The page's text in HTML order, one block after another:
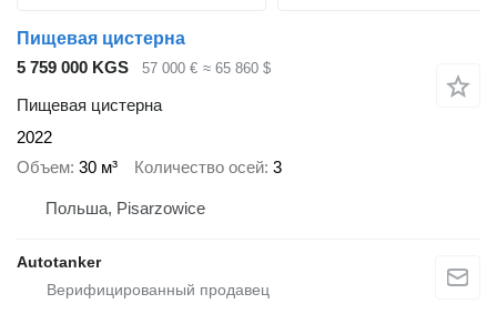
Пищевая цистерна
5 759 000 KGS
57 000 € ≈ 65 860 $
Пищевая цистерна
2022
Объем 30 м³ Количество осей 3
Польша, Pisarzowice
Autotanker